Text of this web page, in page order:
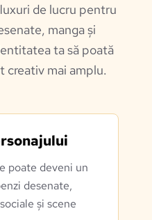
de lucru pentru
manga și
ta să poată
creativ mai amplu.
poate deveni un
desenate,
și scene